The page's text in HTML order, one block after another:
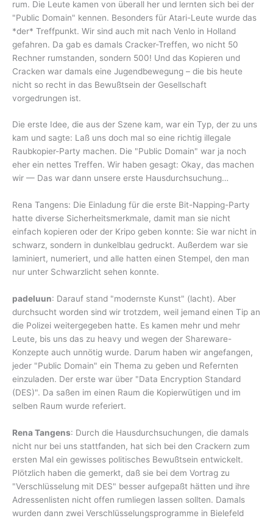
rum. Die Leute kamen von überall her und lernten sich bei der
"Public Domain" kennen. Besonders für Atari-Leute wurde das
*der* Treffpunkt. Wir sind auch mit nach Venlo in Holland
gefahren. Da gab es damals Cracker-Treffen, wo nicht 50
Rechner rumstanden, sondern 500! Und das Kopieren und
Cracken war damals eine Jugendbewegung – die bis heute
nicht so recht in das Bewußtsein der Gesellschaft
vorgedrungen ist.
Die erste Idee, die aus der Szene kam, war ein Typ, der zu uns
kam und sagte: Laß uns doch mal so eine richtig illegale
Raubkopier-Party machen. Die "Public Domain" war ja noch
eher ein nettes Treffen. Wir haben gesagt: Okay, das machen
wir — Das war dann unsere erste Hausdurchsuchung…
Rena Tangens: Die Einladung für die erste Bit-Napping-Party
hatte diverse Sicherheitsmerkmale, damit man sie nicht
einfach kopieren oder der Kripo geben konnte: Sie war nicht in
schwarz, sondern in dunkelblau gedruckt. Außerdem war sie
laminiert, numeriert, und alle hatten einen Stempel, den man
nur unter Schwarzlicht sehen konnte.
padeluun: Darauf stand "modernste Kunst" (lacht). Aber
durchsucht worden sind wir trotzdem, weil jemand einen Tip an
die Polizei weitergegeben hatte. Es kamen mehr und mehr
Leute, bis uns das zu heavy und wegen der Shareware-
Konzepte auch unnötig wurde. Darum haben wir angefangen,
jeder "Public Domain" ein Thema zu geben und Refernten
einzuladen. Der erste war über "Data Encryption Standard
(DES)". Da saßen im einen Raum die Kopierwütigen und im
selben Raum wurde referiert.
Rena Tangens: Durch die Hausdurchsuchungen, die damals
nicht nur bei uns stattfanden, hat sich bei den Crackern zum
ersten Mal ein gewisses politisches Bewußtsein entwickelt.
Plötzlich haben die gemerkt, daß sie bei dem Vortrag zu
"Verschlüsselung mit DES" besser aufgepaßt hätten und ihre
Adressenlisten nicht offen rumliegen lassen sollten. Damals
wurden dann zwei Verschlüsselungsprogramme in Bielefeld